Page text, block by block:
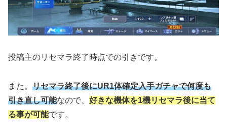
投稿主のリセマラ終了時点での引きです。
また。 リセマラ終了後にUR1体確定入手ガチャで何度も
引き直し可能なので、 好きな機体を1機リセマラ後に当て
る事が可能です。